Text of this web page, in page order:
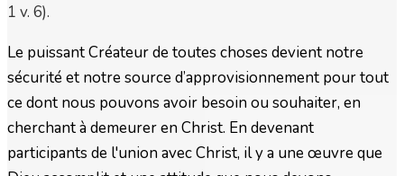
1 v. 6).
Le puissant Créateur de toutes choses devient notre
sécurité et notre source d’approvisionnement pour tout
ce dont nous pouvons avoir besoin ou souhaiter, en
cherchant à demeurer en Christ. En devenant
participants de l'union avec Christ, il y a une œuvre que